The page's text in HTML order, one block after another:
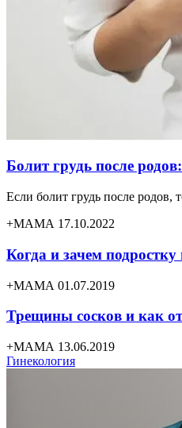
Болит грудь после
Если болит грудь после родов,
+МАМА 17.10.2022
Когда и зачем
+МАМА 01.07.2019
Трещины сосков и как
+МАМА 13.06.2019
Гинекология